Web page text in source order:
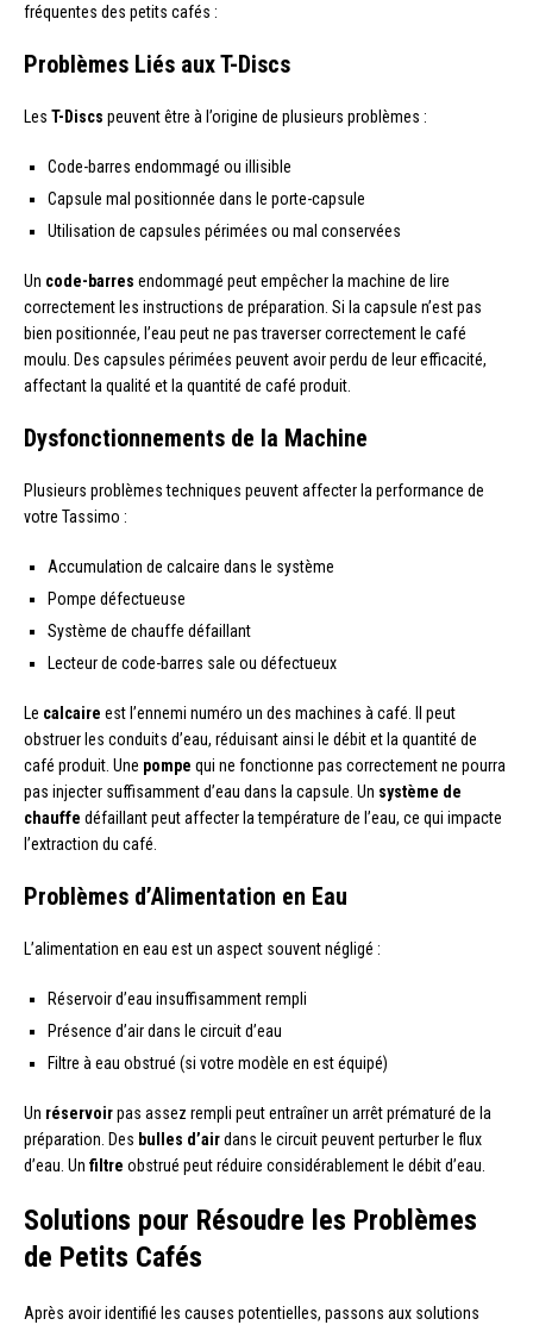
fréquentes des petits cafés :
Problèmes Liés aux T-Discs
Les T-Discs peuvent être à l’origine de plusieurs problèmes :
Code-barres endommagé ou illisible
Capsule mal positionnée dans le porte-capsule
Utilisation de capsules périmées ou mal conservées
Un code-barres endommagé peut empêcher la machine de lire
correctement les instructions de préparation. Si la capsule n’est pas
bien positionnée, l’eau peut ne pas traverser correctement le café
moulu. Des capsules périmées peuvent avoir perdu de leur efficacité,
affectant la qualité et la quantité de café produit.
Dysfonctionnements de la Machine
Plusieurs problèmes techniques peuvent affecter la performance de
votre Tassimo :
Accumulation de calcaire dans le système
Pompe défectueuse
Système de chauffe défaillant
Lecteur de code-barres sale ou défectueux
Le calcaire est l’ennemi numéro un des machines à café. Il peut
obstruer les conduits d’eau, réduisant ainsi le débit et la quantité de
café produit. Une pompe qui ne fonctionne pas correctement ne pourra
pas injecter suffisamment d’eau dans la capsule. Un système de
chauffe défaillant peut affecter la température de l’eau, ce qui impacte
l’extraction du café.
Problèmes d’Alimentation en Eau
L’alimentation en eau est un aspect souvent négligé :
Réservoir d’eau insuffisamment rempli
Présence d’air dans le circuit d’eau
Filtre à eau obstrué (si votre modèle en est équipé)
Un réservoirpas assez rempli peut entraîner un arrêt prématuré de la
préparation. Des bulles d’airdans le circuit peuvent perturber le flux
d’eau. Un filtre obstrué peut réduire considérablement le débit d’eau.
Solutions pour Résoudre les Problèmes
de Petits Cafés
Après avoir identifié les causes potentielles, passons aux solutions